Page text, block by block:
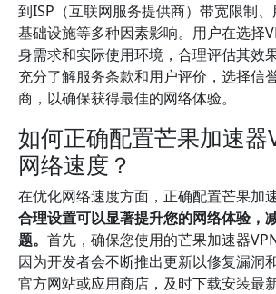
到ISP（互联网服务提供商）带宽限制
基础设施等多种因素影响。用户在选择
身需求和实际使用环境，合理评估其效
充分了解服务条款和用户评价，选择信
商，以确保获得最佳的网络体验。
如何正确配置芒果加速器
网络速度？
在优化网络速度方面，正确配置芒果加
合理设置可以显著提升您的网络体验，
题。 首先，确保您使用的芒果加速器
因为开发者会不断推出更新以修复漏洞
官方网站或应用商店，及时下载安装最